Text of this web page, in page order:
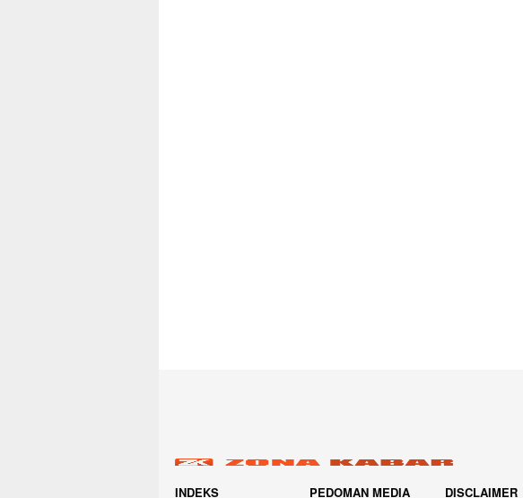
INDEKS PEDOMAN MEDIA DISCLAIMER